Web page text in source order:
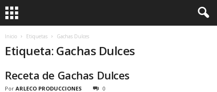
Inicio Etiquetas Gachas Dulces
Etiqueta: Gachas Dulces
Receta de Gachas Dulces
Por ARLECO PRODUCCIONES 0